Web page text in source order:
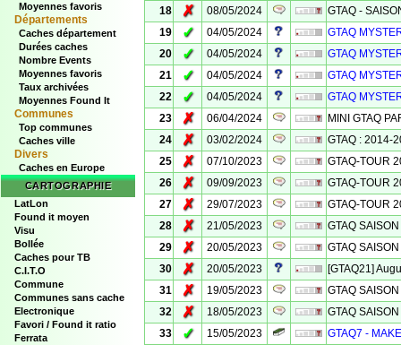
Moyennes favoris
Départements
Caches département
Durées caches
Nombre Events
Moyennes favoris
Taux archivées
Moyennes Found It
Communes
Top communes
Caches ville
Divers
Caches en Europe
CARTOGRAPHIE
LatLon
Found it moyen
Visu
Bollée
Caches pour TB
C.I.T.O
Commune
Communes sans cache
Electronique
Favori / Found it ratio
Ferrata
18
✗ 08/05/2024
GTAQ -
19
✓ 04/05/2024
GTAQ
20
✓ 04/05/2024
GTAQ
21
✓ 04/05/2024
GTAQ
22
✓ 04/05/2024
GTAQ
23
✗ 06/04/2024
MINI GTAQ
24
✗ 03/02/2024
GTAQ : 2014-
25
✗ 07/10/2023
GTAQ-TOUR
26
✗ 09/09/2023
GTAQ-TOUR
27
✗ 29/07/2023
GTAQ-TOUR
28
✗ 21/05/2023
GTAQ
29
✗ 20/05/2023
GTAQ
30
✗ 20/05/2023
[GTAQ21]
31
✗ 19/05/2023
GTAQ
32
✗ 18/05/2023
GTAQ
33
✓ 15/05/2023
GTAQ7 -